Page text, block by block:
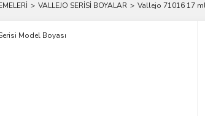
VALLEJO SERİSİ BOYALAR Vallejo 71016 17